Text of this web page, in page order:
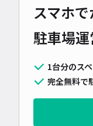
スマホ
駐車場運
1台分のス
完全無料で